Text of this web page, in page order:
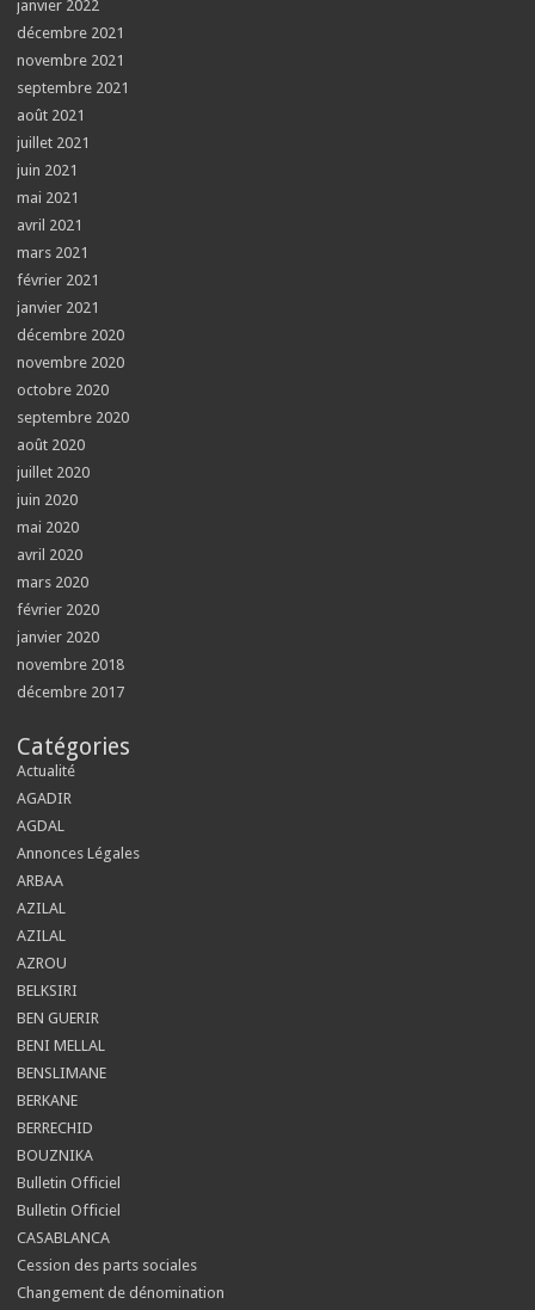
janvier 2022
décembre 2021
novembre 2021
septembre 2021
août 2021
juillet 2021
juin 2021
mai 2021
avril 2021
mars 2021
février 2021
janvier 2021
décembre 2020
novembre 2020
octobre 2020
septembre 2020
août 2020
juillet 2020
juin 2020
mai 2020
avril 2020
mars 2020
février 2020
janvier 2020
novembre 2018
décembre 2017
Catégories
Actualité
AGADIR
AGDAL
Annonces Légales
ARBAA
AZILAL
AZILAL
AZROU
BELKSIRI
BEN GUERIR
BENI MELLAL
BENSLIMANE
BERKANE
BERRECHID
BOUZNIKA
Bulletin Officiel
Bulletin Officiel
CASABLANCA
Cession des parts sociales
Changement de dénomination